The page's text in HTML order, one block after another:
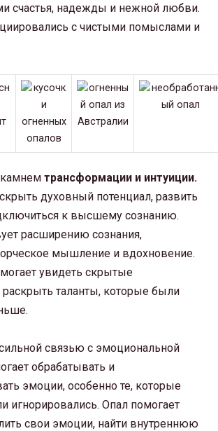
счастья, надежды и нежной любви.
с чистыми помыслами и
камнем трансформации и интуиции.
духовный потенциал, развить
к высшему сознанию.
расширению сознания,
мышление и вдохновение.
увидеть скрытые
таланты, которые были
связью с эмоциональной
обрабатывать и
эмоции, особенно те, которые
игнорировались. Опал помогает
свои эмоции, найти внутреннюю